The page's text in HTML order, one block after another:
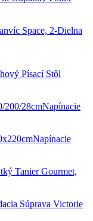
Space, 2-Dielna
Písací Stôl
Napínacie
Napínacie
Tanier Gourmet,
Súprava Victorie